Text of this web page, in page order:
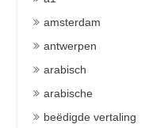
amsterdam
antwerpen
arabisch
arabische
beëdigde vertaling